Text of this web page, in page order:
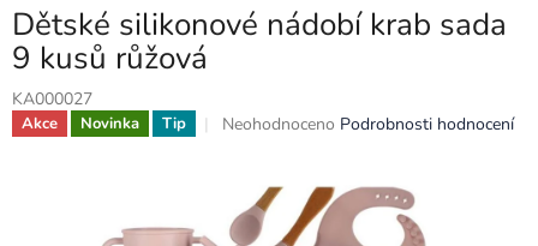
Dětské silikonové nádobí krab sada
9 kusů růžová
KA000027
Akce Novinka Tip
Průměrné
0,0
Neohodnoceno Podrobnosti hodnocení